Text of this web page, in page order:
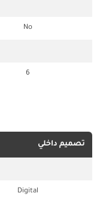
No
6
تصميم داخلي
Digital